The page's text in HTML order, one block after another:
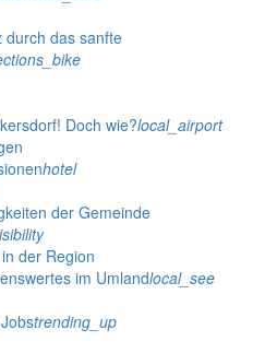
durch das sanfte
Doch wie?local_airport
hotel
der Gemeinde
der Region
im Umlandlocal_see
trending_up